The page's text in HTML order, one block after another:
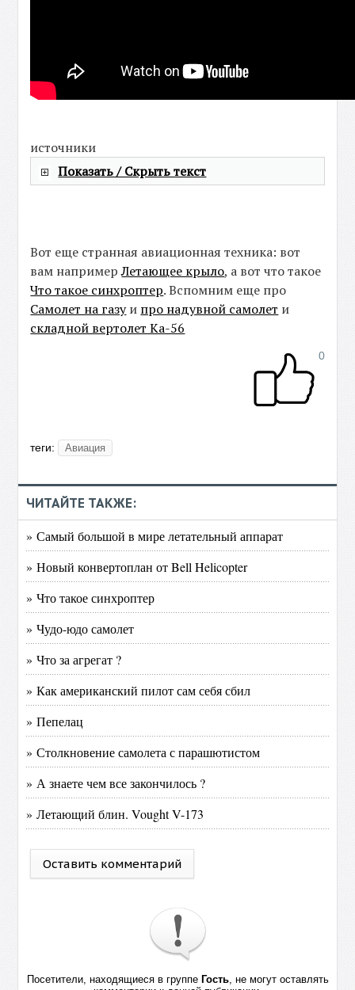
источники
Показать / Скрыть текст
Вот еще странная авиационная техника: вот
вам напримерЛетающее крыло, а вот что такое
Что такое синхроптер. Вспомним еще про
Самолет на газуи про надувной самолет и
складной вертолет Ка-56
0
теги: Авиация
ЧИТАЙТЕ ТАКЖЕ:
» Самый большой в мире летательный аппарат
» Новый конвертоплан от Bell Helicopter
» Что такое синхроптер
» Чудо-юдо самолет
» Что за агрегат ?
» Как американский пилот сам себя сбил
» Пепелац
» Столкновение самолета с парашютистом
» А знаете чем все закончилось ?
» Летающий блин. Vought V-173
Оставить комментарий
Посетители, находящиеся в группе Гость, не могут оставлять